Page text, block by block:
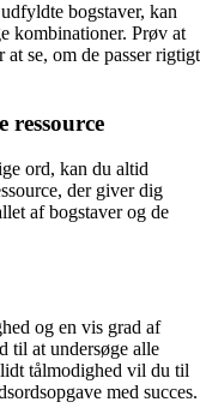
bogstaver, kan
kombinationer. Prøv at
se, om de passer rigtigt
ressource
ord, kan du altid
der giver dig
af bogstaver og de
og en vis grad af
til at undersøge alle
tålmodighed vil du til
med succes.